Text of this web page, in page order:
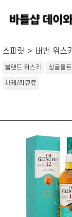
스피릿 버번 위스키
블랜드 위스키 싱글몰트
사케/리큐류